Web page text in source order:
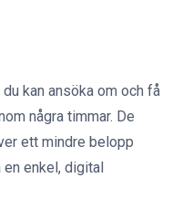
kan ansöka om och få
några timmar. De
ett mindre belopp
en enkel, digital